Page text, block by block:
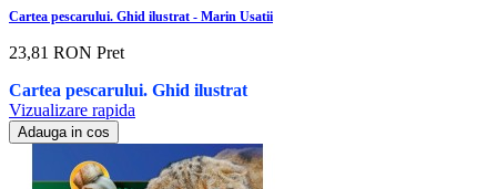
Cartea pescarului. Ghid ilustrat - Marin Usatii
23,81 RON Pret
Cartea pescarului. Ghid ilustrat
Vizualizare rapida
Adauga in cos